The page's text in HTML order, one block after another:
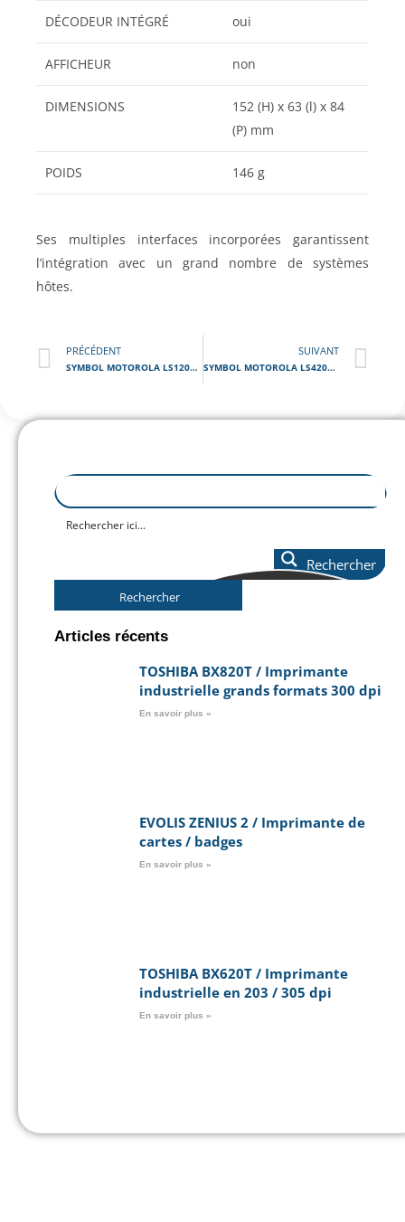
DÉCODEUR INTÉGRÉ oui
AFFICHEUR non
DIMENSIONS
152 (H) x 63 (l) x 84
(P) mm
POIDS 146 g
Ses multiples interfaces incorporées garantissent
l’intégration avec un grand nombre de systèmes
hôtes.
PRÉCÉDENT
SYMBOL MOTOROLA LS1203 / Lecteur Code Barre Portable
SUIVANT
SYMBOL MOTOROLA LS4208 / Lecteur Code Barre Portable
Rechercher
Rechercher
Articles récents
TOSHIBA BX820T / Imprimante
industrielle grands formats 300 dpi
En savoir plus »
EVOLIS ZENIUS 2 / Imprimante de
cartes / badges
En savoir plus »
TOSHIBA BX620T / Imprimante
industrielle en 203 / 305 dpi
En savoir plus »